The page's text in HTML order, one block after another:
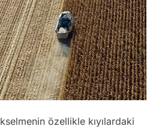
özellikle kıyılardaki